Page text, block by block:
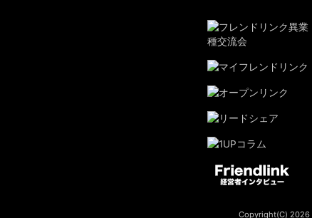
Copyright(C) 2026